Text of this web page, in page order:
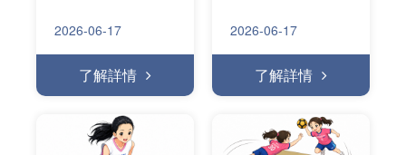
2026-06-17
了解詳情
2026-06-17
了解詳情